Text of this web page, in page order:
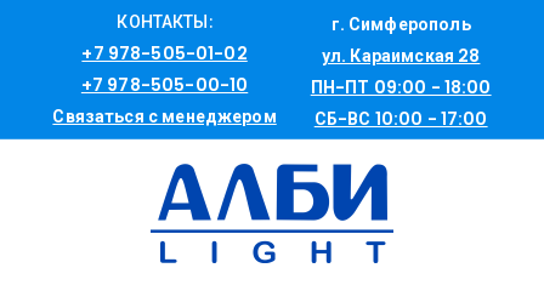
КОНТАКТЫ:
+7 978-505-01-02
+7 978-505-00-10
Связаться с менеджером
г. Симферополь
ул. Караимская 28
ПН-ПТ 09:00 - 18:00
СБ-ВС 10:00 - 17:00